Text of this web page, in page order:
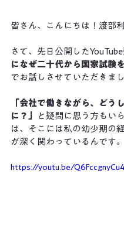
皆さん、こんにちは！渡部利
さて、先日公開したYouTube
になぜ二十代から国家試験
でお話しさせていただきまし
「会社で働きながら、どう
に？」
と疑問に思う方もい
は、そこには私の幼少期の
が深く関わっているんです。
https://youtu.be/